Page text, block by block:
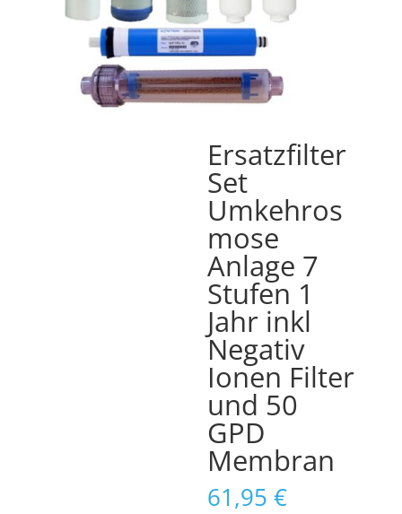
Ersatzfilter
Set
Umkehros
mose
Anlage 7
Stufen 1
Jahr inkl
Negativ
Ionen Filter
und 50
GPD
Membran
61,95€